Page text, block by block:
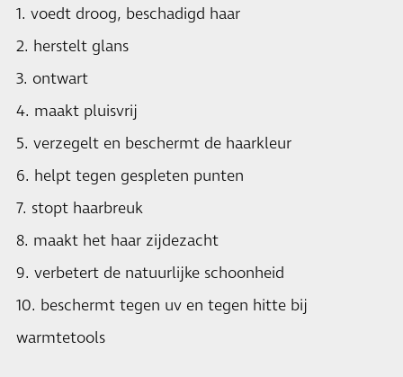
1. voedt droog, beschadigd haar
2. herstelt glans
3. ontwart
4. maakt pluisvrij
5. verzegelt en beschermt de haarkleur
6. helpt tegen gespleten punten
7. stopt haarbreuk
8. maakt het haar zijdezacht
9. verbetert de natuurlijke schoonheid
10. beschermt tegen uv en tegen hitte bij
warmtetools